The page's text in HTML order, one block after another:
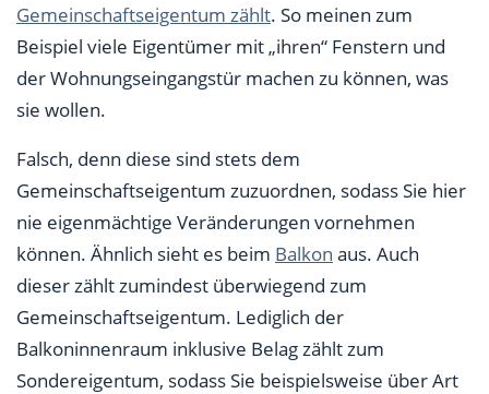
Gemeinschaftseigentum zählt. So meinen zum
Beispiel viele Eigentümer mit „ihren“ Fenstern und
der Wohnungseingangstür machen zu können, was
sie wollen.
Falsch, denn diese sind stets dem
Gemeinschaftseigentum zuzuordnen, sodass Sie hier
nie eigenmächtige Veränderungen vornehmen
können. Ähnlich sieht es beim Balkon aus. Auch
dieser zählt zumindest überwiegend zum
Gemeinschaftseigentum. Lediglich der
Balkoninnenraum inklusive Belag zählt zum
Sondereigentum, sodass Sie beispielsweise über Art